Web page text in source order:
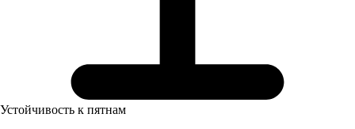
Устойчивость к пятнам